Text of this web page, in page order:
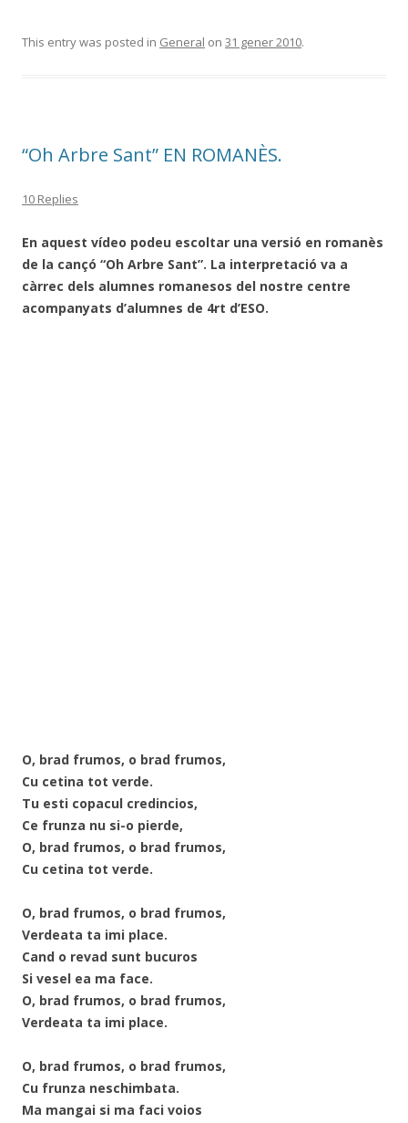
This entry was posted in General on 31 gener 2010.
“Oh Arbre Sant” EN ROMANÈS.
10 Replies
En aquest vídeo podeu escoltar una versió en romanès
de la cançó “Oh Arbre Sant”. La interpretació va a
càrrec dels alumnes romanesos del nostre centre
acompanyats d’alumnes de 4rt d’ESO.
O, brad frumos, o brad frumos,
Cu cetina tot verde.
Tu esti copacul credincios,
Ce frunza nu si-o pierde,
O, brad frumos, o brad frumos,
Cu cetina tot verde.
O, brad frumos, o brad frumos,
Verdeata ta imi place.
Cand o revad sunt bucuros
Si vesel ea ma face.
O, brad frumos, o brad frumos,
Verdeata ta imi place.
O, brad frumos, o brad frumos,
Cu frunza neschimbata.
Ma mangai si ma faci voios